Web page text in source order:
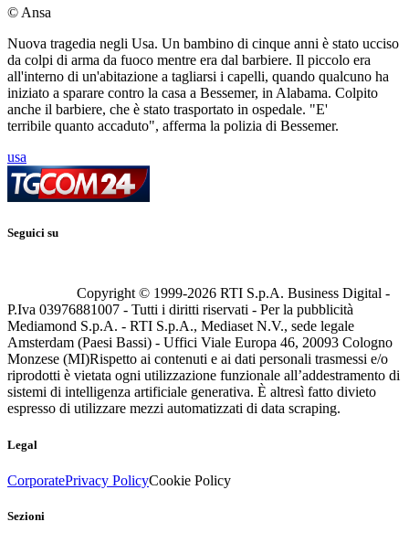
© Ansa
Nuova tragedia negli Usa. Un bambino di cinque anni è stato ucciso
da colpi di arma da fuoco mentre era dal barbiere. Il piccolo era
all'interno di un'abitazione a tagliarsi i capelli, quando qualcuno ha
iniziato a sparare contro la casa a Bessemer, in Alabama. Colpito
anche il barbiere, che è stato trasportato in ospedale. "E'
terribile quanto accaduto", afferma la polizia di Bessemer.
usa
Seguici su
Copyright © 1999-2026 RTI S.p.A. Business Digital -
P.Iva 03976881007 - Tutti i diritti riservati - Per la pubblicità
Mediamond S.p.A. - RTI S.p.A., Mediaset N.V., sede legale
Amsterdam (Paesi Bassi) - Uffici Viale Europa 46, 20093 Cologno
Monzese (MI)Rispetto ai contenuti e ai dati personali trasmessi e/o
riprodotti è vietata ogni utilizzazione funzionale all’addestramento di
sistemi di intelligenza artificiale generativa. È altresì fatto divieto
espresso di utilizzare mezzi automatizzati di data scraping.
Legal
CorporatePrivacy PolicyCookie Policy
Sezioni